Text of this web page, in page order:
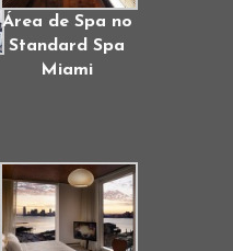
Área de Spa no
Standard Spa
Miami